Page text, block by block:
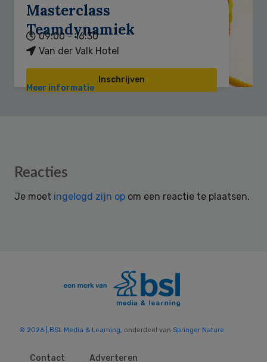
Masterclass
Teamdynamiek
09:00 - 16:30
Van der Valk Hotel
Inschrijven
Meer informatie
Reader
Reacties
Je moet ingelogd zijn op om een reactie te plaatsen.
© 2026 | BSL Media & Learning, onderdeel van Springer Nature
Contact Adverteren